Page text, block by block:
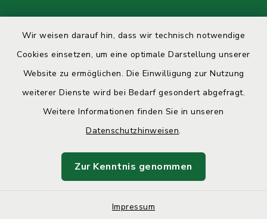
Wir weisen darauf hin, dass wir technisch notwendige
Cookies einsetzen, um eine optimale Darstellung unserer
Website zu ermöglichen. Die Einwilligung zur Nutzung
weiterer Dienste wird bei Bedarf gesondert abgefragt.
Weitere Informationen finden Sie in unseren
Datenschutzhinweisen.
Zur Kenntnis genommen
Impressum
Barrierefreiheit
Impressum
Cookie-Einstellungen